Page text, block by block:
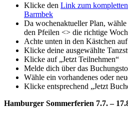
Klicke den Link zum
Barmbek
Da wochenaktueller Plan,
den Pfeilen <> die richtige
Achte unten in den Kästchen
Klicke deine ausgewählte
Klicke auf „Jetzt Teilnehmen“
Melde dich über das
Wähle ein vorhandenes oder
Klicke entsprechend „Jetzt
Hamburger Sommerferien 7.7. –